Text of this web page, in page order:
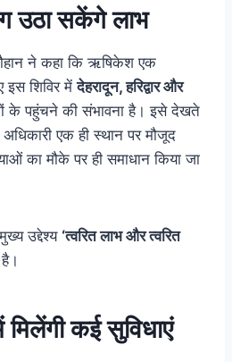
उठा सकेंगे लाभ
ने कहा कि ऋषिकेश एक
इस शिविर मेंदेहरादून, हरिद्वार और
के पहुंचने की संभावना है। इसे देखते
अधिकारी एक ही स्थान पर मौजूद
का मौके पर ही समाधान किया जा
उद्देश्य ‘त्वरित लाभ और त्वरित
मिलेंगी कई सुविधाएं